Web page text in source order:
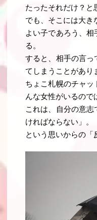
たったそれだけ？と
でも、そこには大き
よい子であろう、
る。
すると、相手の言っ
てしまうことがあり
ちょこ札幌のチャッ
んな女性がいるので
これは、自分の意
ければならない」 。
という思いからの「